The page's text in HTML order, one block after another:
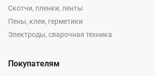
Скотчи, пленки, ленты
Пены, клеи, герметики
Электроды, сварочная техника
Покупателям